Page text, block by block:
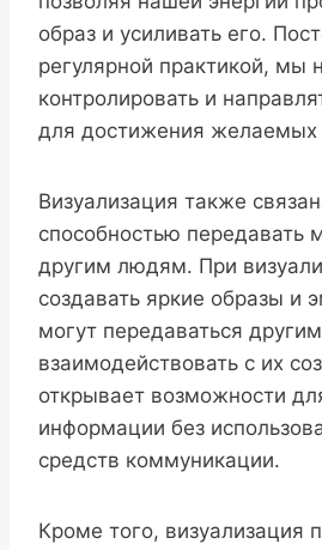
образ и усиливать его.
регулярной практикой, мы
контролировать и
для достижения желаемых
Визуализация также
способностью передавать
другим людям. При
создавать яркие образы и
могут передаваться
взаимодействовать с их
открывает возможности
информации без
средств коммуникации.
Кроме того, визуализация